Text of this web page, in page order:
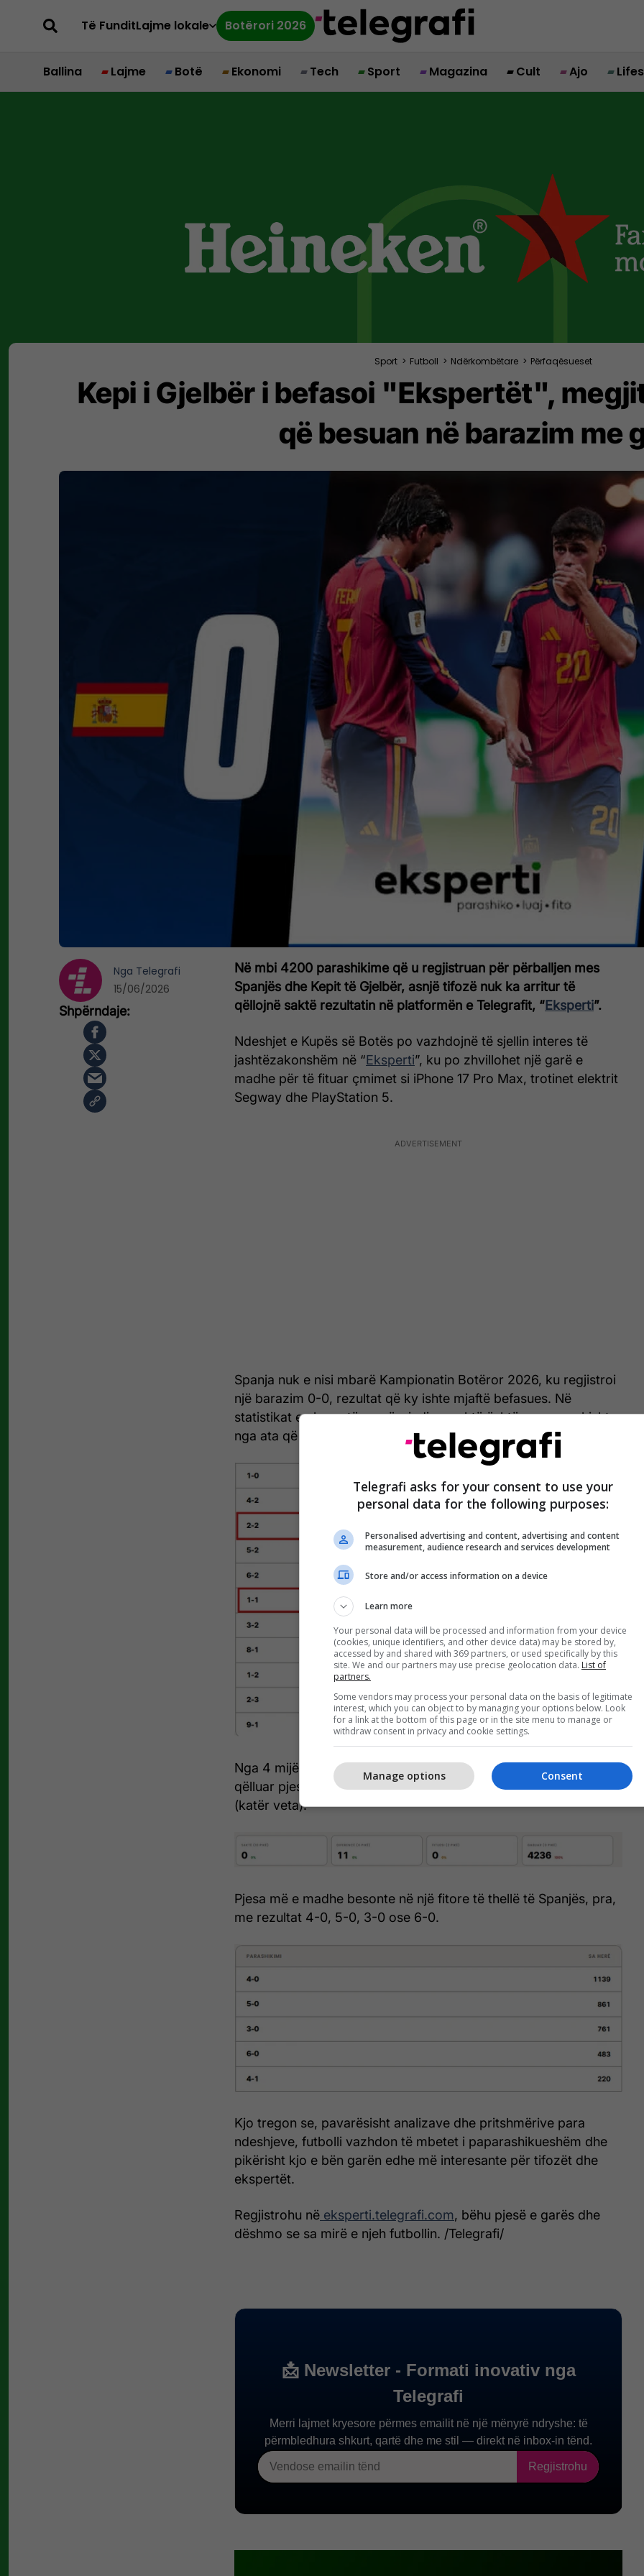
Të FunditLajme lokale Botërori 2026
Ballina Lajme Botë Ekonomi Tech Sport Magazina Cult Ajo
Sport > Futboll > Ndërkombëtare > Përfaqësueset
Kepi i Gjelbër i befasoi "Ekspertët",
që besuan në barazim me
Në mbi 4200 parashikime që u regjistruan për përballjen mes
Spanjës dhe Kepit të Gjelbër, asnjë tifozë nuk ka arritur të
qëllojnë saktë rezultatin në platformën e Telegrafit, “Eksperti”.
Ndeshjet e Kupës së Botës po vazhdojnë të sjellin interes të
jashtëzakonshëm në “Eksperti”, ku po zhvillohet një garë e
madhe për të fituar çmimet si iPhone 17 Pro Max, trotinet elektrit
Segway dhe PlayStation 5.
Spanja nuk e nisi mbarë Kampionatin Botëror 2026, ku regjistroi
një barazim 0-0, rezultat që ky ishte mjaftë befasues. Në
statistikat e ekspertëve, përqindja e saktë është zero, por kishte
nga ata që e parashikuan se ndeshja mbyllet në barazim.
Nga 4 mijë tifozë që dhanë parashikimet e tyre, vetëm 11 e kanë
qëlluar pjesërisht saktë, me rezultat 2-2 (shtatë veta) dhe 1-1
(katër veta).
Pjesa më e madhe besonte në një fitore të thellë të Spanjës, pra,
me rezultat 4-0, 5-0, 3-0 ose 6-0.
Kjo tregon se, pavarësisht analizave dhe pritshmërive para
ndeshjeve, futbolli vazhdon të mbetet i paparashikueshëm dhe
pikërisht kjo e bën garën edhe më interesante për tifozët dhe
ekspertët.
Regjistrohu në eksperti.telegrafi.com, bëhu pjesë e garës dhe
dëshmo se sa mirë e njeh futbollin. /Telegrafi/
Nga Telegrafi
15/06/2026
Telegrafi asks for your consent to use your
personal data for the following purposes:
Personalised advertising and content, advertising and content
measurement, audience research and services development
Store and/or access information on a device
Learn more
Your personal data will be processed and information from your device
(cookies, unique identifiers, and other device data) may be stored by,
accessed by and shared with 369 partners, or used specifically by this
site. We and our partners may use precise geolocation data. List of
partners.
Some vendors may process your personal data on the basis of legitimate
interest, which you can object to by managing your options below. Look
for a link at the bottom of this page or in the site menu to manage or
withdraw consent in privacy and cookie settings.
Consent
Manage options